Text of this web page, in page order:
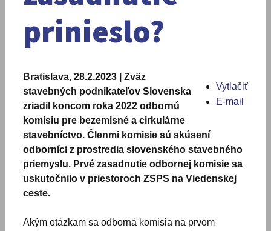
prinieslo?
Vytlačiť
E-mail
Bratislava, 28.2.2023 | Zväz
stavebných podnikateľov Slovenska
zriadil koncom roka 2022 odbornú
komisiu pre bezemisné a cirkulárne
stavebníctvo. Členmi komisie sú skúsení
odborníci z prostredia slovenského stavebného
priemyslu. Prvé zasadnutie odbornej komisie sa
uskutočnilo v priestoroch ZSPS na Viedenskej
ceste.
Akým otázkam sa odborná komisia na prvom